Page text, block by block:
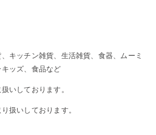
キッチン雑貨、生活雑貨、食器、ムーミ
ッズ、食品など
いしております。
扱いしております。